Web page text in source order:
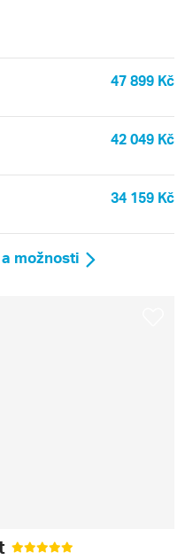
47 899 Kč
42 049 Kč
34 159 Kč
možnosti